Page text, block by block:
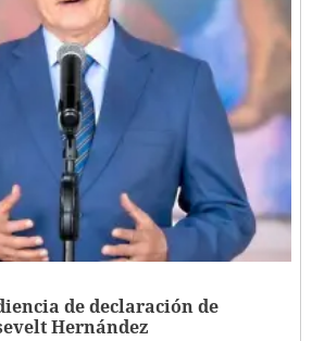
de declaración de
Hernández